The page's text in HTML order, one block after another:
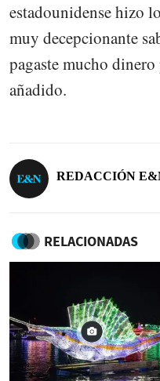
estadounidense hizo
muy decepcionante
pagaste mucho
añadido.
REDACCIÓN
RELACIONADAS